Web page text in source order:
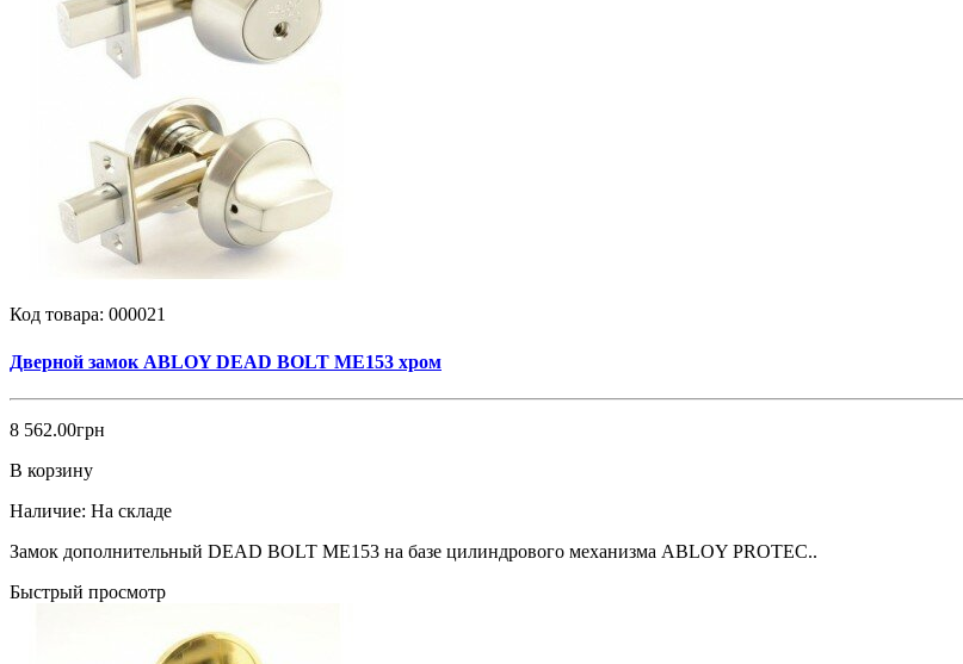
Код товара: 000021
Дверной замок ABLOY DEAD BOLT ME153 хром
8 562.00грн
В корзину
Наличие: На складе
Замок дополнительный DEAD BOLT МЕ153 на базе цилиндрового механизма ABLOY PROTEC..
Быстрый просмотр